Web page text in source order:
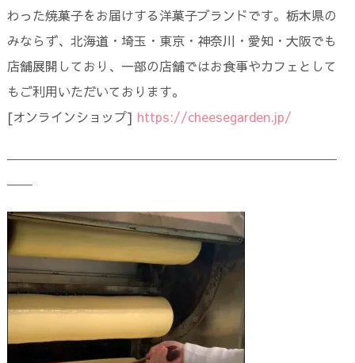
わった焼菓子をお届けする洋菓子ブランドです。栃木県の
みならず、北海道・埼玉・東京・神奈川・愛知・大阪でも
店舗展開しており、一部の店舗ではお食事やカフェとして
もご利用いただいております。
[オンラインショップ] https://cheesegarden.jp/
――――――――――――――――――――――――――
――